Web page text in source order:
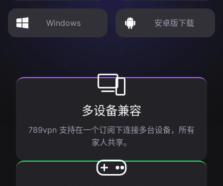
Windows 安卓版下载
多设备兼容
789vpn 支持在一个订阅下连接多台设备，所有
家人共享。